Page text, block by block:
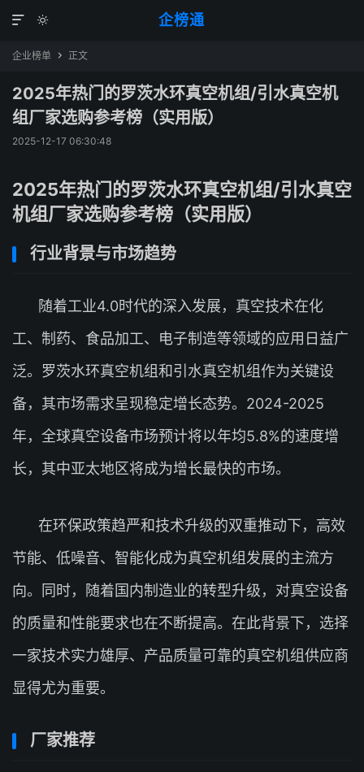
企榜通


企业榜单  正文
2025年热门的罗茨水环真空机组/引水真空机
组厂家选购参考榜（实用版）
2025-12-17 06:30:48
2025年热门的罗茨水环真空机组/引水真空
机组厂家选购参考榜（实用版）
行业背景与市场趋势
随着工业4.0时代的深入发展，真空技术在化
工、制药、食品加工、电子制造等领域的应用日益广
泛。罗茨水环真空机组和引水真空机组作为关键设
备，其市场需求呈现稳定增长态势。2024-2025
年，全球真空设备市场预计将以年均5.8%的速度增
长，其中亚太地区将成为增长最快的市场。
在环保政策趋严和技术升级的双重推动下，高效
节能、低噪音、智能化成为真空机组发展的主流方
向。同时，随着国内制造业的转型升级，对真空设备
的质量和性能要求也在不断提高。在此背景下，选择
一家技术实力雄厚、产品质量可靠的真空机组供应商
显得尤为重要。
厂家推荐